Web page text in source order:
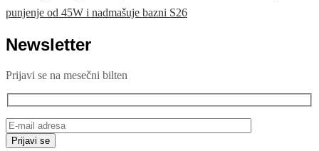
punjenje od 45W i nadmašuje bazni S26
Newsletter
Prijavi se na mesečni bilten